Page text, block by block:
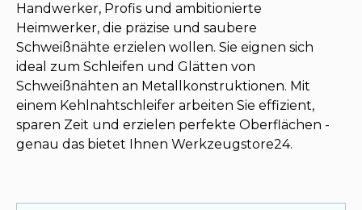
Handwerker, Profis und ambitionierte
Heimwerker, die präzise und saubere
Schweißnähte erzielen wollen. Sie eignen sich
ideal zum Schleifen und Glätten von
Schweißnähten an Metallkonstruktionen. Mit
einem Kehlnahtschleifer arbeiten Sie effizient,
sparen Zeit und erzielen perfekte Oberflächen -
genau das bietet Ihnen Werkzeugstore24.